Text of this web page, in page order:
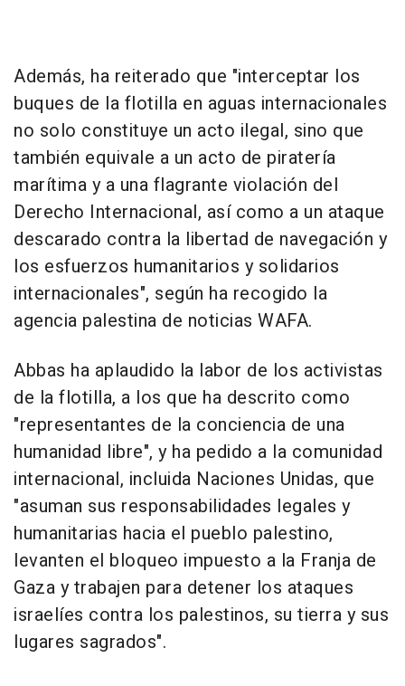
Además, ha reiterado que "interceptar los
buques de la flotilla en aguas internacionales
no solo constituye un acto ilegal, sino que
también equivale a un acto de piratería
marítima y a una flagrante violación del
Derecho Internacional, así como a un ataque
descarado contra la libertad de navegación y
los esfuerzos humanitarios y solidarios
internacionales", según ha recogido la
agencia palestina de noticias WAFA.
Abbas ha aplaudido la labor de los activistas
de la flotilla, a los que ha descrito como
"representantes de la conciencia de una
humanidad libre", y ha pedido a la comunidad
internacional, incluida Naciones Unidas, que
"asuman sus responsabilidades legales y
humanitarias hacia el pueblo palestino,
levanten el bloqueo impuesto a la Franja de
Gaza y trabajen para detener los ataques
israelíes contra los palestinos, su tierra y sus
lugares sagrados".